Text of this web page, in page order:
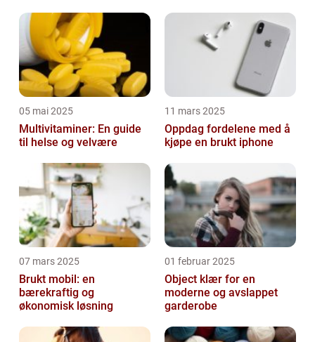
05 mai 2025
Multivitaminer: En guide
til helse og velvære
11 mars 2025
Oppdag fordelene med å
kjøpe en brukt iphone
07 mars 2025
Brukt mobil: en
bærekraftig og
økonomisk løsning
01 februar 2025
Object klær for en
moderne og avslappet
garderobe